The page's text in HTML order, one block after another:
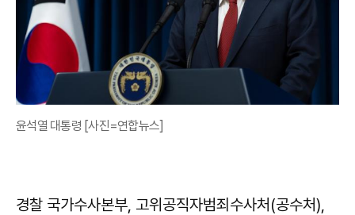
윤석열 대통령 [사진=연합뉴스]
경찰 국가수사본부, 고위공직자범죄수사처(공수처),